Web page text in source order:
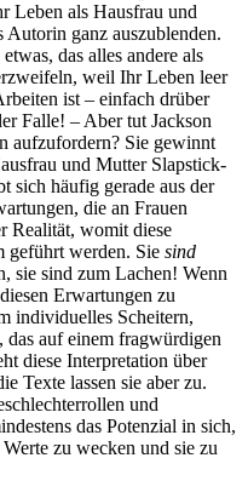
Leben als Hausfrau und
ganz auszublenden.
das alles andere als
weil Ihr Leben leer
ist – einfach drüber
Falle! – Aber tut Jackson
aufzufordern? Sie gewinnt
und Mutter Slapstick-
sich häufig gerade aus der
die an Frauen
Realität, womit diese
geführt werden. Sie sind
sie sind zum Lachen! Wenn
Erwartungen zu
individuelles Scheitern,
das auf einem fragwürdigen
diese Interpretation über
Texte lassen sie aber zu.
und
das Potenzial in sich,
zu wecken und sie zu